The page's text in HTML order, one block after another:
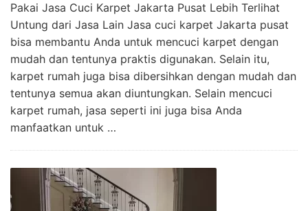
Pakai Jasa Cuci Karpet Jakarta Pusat Lebih Terlihat
Untung dari Jasa Lain Jasa cuci karpet Jakarta pusat
bisa membantu Anda untuk mencuci karpet dengan
mudah dan tentunya praktis digunakan. Selain itu,
karpet rumah juga bisa dibersihkan dengan mudah dan
tentunya semua akan diuntungkan. Selain mencuci
karpet rumah, jasa seperti ini juga bisa Anda
manfaatkan untuk …